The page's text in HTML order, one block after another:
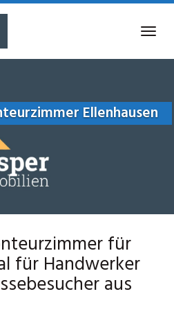
Ellenhausen
für
für Handwerker
aus